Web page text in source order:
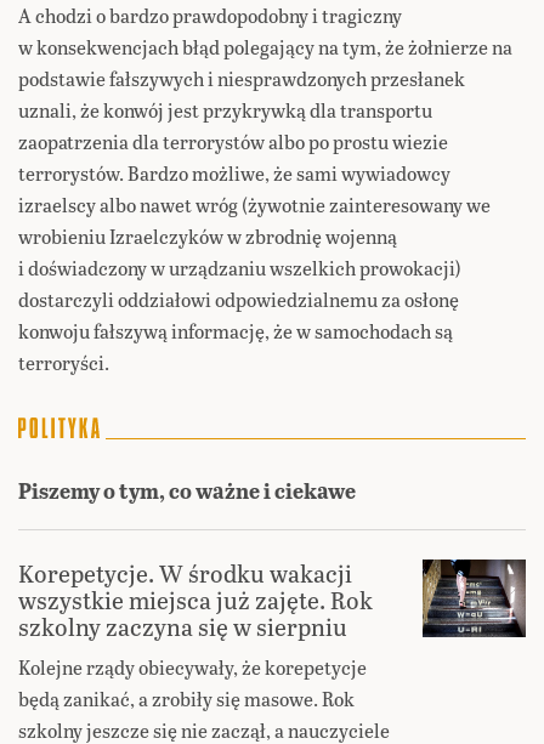
A chodzi o bardzo prawdopodobny i tragiczny
w konsekwencjach błąd polegający na tym, że żołnierze na
podstawie fałszywych i niesprawdzonych przesłanek
uznali, że konwój jest przykrywką dla transportu
zaopatrzenia dla terrorystów albo po prostu wiezie
terrorystów. Bardzo możliwe, że sami wywiadowcy
izraelscy albo nawet wróg (żywotnie zainteresowany we
wrobieniu Izraelczyków w zbrodnię wojenną
i doświadczony w urządzaniu wszelkich prowokacji)
dostarczyli oddziałowi odpowiedzialnemu za osłonę
konwoju fałszywą informację, że w samochodach są
terroryści.
Piszemy o tym, co ważne i ciekawe
Korepetycje. W środku wakacji
wszystkie miejsca już zajęte. Rok
szkolny zaczyna się w sierpniu
Kolejne rządy obiecywały, że korepetycje
będą zanikać, a zrobiły się masowe. Rok
szkolny jeszcze się nie zaczął, a nauczyciele